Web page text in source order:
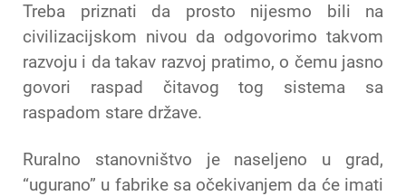
Treba priznati da prosto nijesmo bili na
civilizacijskom nivou da odgovorimo takvom
razvoju i da takav razvoj pratimo, o čemu jasno
govori raspad čitavog tog sistema sa
raspadom stare države.
Ruralno stanovništvo je naseljeno u grad,
“ugurano” u fabrike sa očekivanjem da će imati